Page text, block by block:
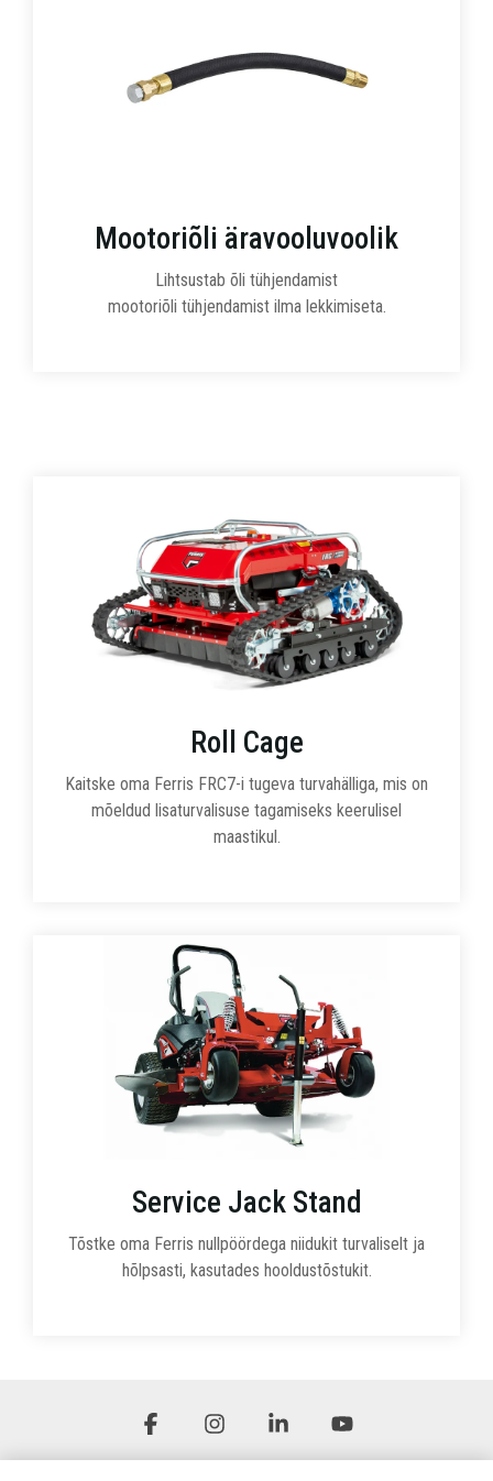
Mootoriõli äravooluvoolik
Lihtsustab õli tühjendamist
mootoriõli tühjendamist ilma lekkimiseta.
Roll Cage
Kaitske oma Ferris FRC7-i tugeva turvahälliga, mis on
mõeldud lisaturvalisuse tagamiseks keerulisel
maastikul.
Service Jack Stand
Tõstke oma Ferris nullpöördega niidukit turvaliselt ja
hõlpsasti, kasutades hooldustõstukit.
FacebookInstagramLinkedin